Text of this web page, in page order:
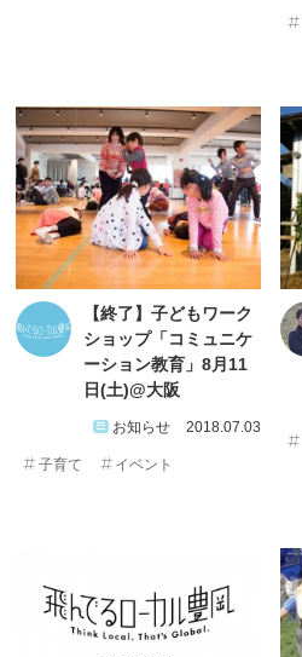
【終了】子どもワーク
ショップ「コミュニケ
ーション教育」8月11
日(土)@大阪
お知らせ 2018.07.03
子育て イベント